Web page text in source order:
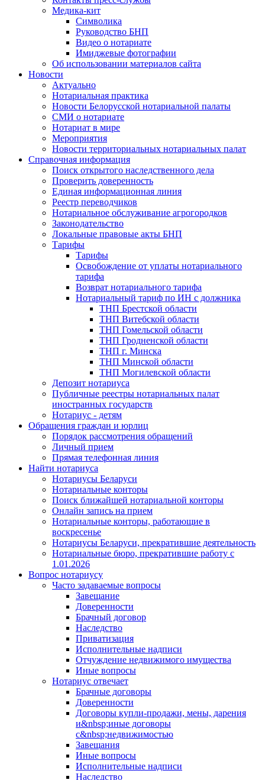
Медика-кит
Символика
Руководство БНП
Видео о нотариате
Имиджевые фотографии
Об использовании материалов сайта
Новости
Актуально
Нотариальная практика
Новости Белорусской нотариальной палаты
СМИ о нотариате
Нотариат в мире
Мероприятия
Новости территориальных нотариальных палат
Справочная информация
Поиск открытого наследственного дела
Проверить доверенность
Единая информационная линия
Реестр переводчиков
Нотариальное обслуживание агрогородков
Законодательство
Локальные правовые акты БНП
Тарифы
Тарифы
Освобождение от уплаты нотариального
тарифа
Возврат нотариального тарифа
Нотариальный тариф по ИН с должника
ТНП Брестской области
ТНП Витебской области
ТНП Гомельской области
ТНП Гродненской области
ТНП г. Минска
ТНП Минской области
ТНП Могилевской области
Депозит нотариуса
Публичные реестры нотариальных палат
иностранных государств
Нотариус - детям
Обращения граждан и юрлиц
Порядок рассмотрения обращений
Личный прием
Прямая телефонная линия
Найти нотариуса
Нотариусы Беларуси
Нотариальные конторы
Поиск ближайшей нотариальной конторы
Онлайн запись на прием
Нотариальные конторы, работающие в
воскресенье
Нотариусы Беларуси, прекратившие деятельность
Нотариальные бюро, прекратившие работу с
1.01.2026
Вопрос нотариусу
Часто задаваемые вопросы
Завещание
Доверенности
Брачный договор
Наследство
Приватизация
Исполнительные надписи
Отчуждение недвижимого имущества
Иные вопросы
Нотариус отвечает
Брачные договоры
Доверенности
Договоры купли-продажи, мены, дарения
и&nbsp;иные договоры
с&nbsp;недвижимостью
Завещания
Иные вопросы
Исполнительные надписи
Наследство